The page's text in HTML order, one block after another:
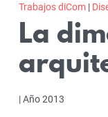
Trabajos diCom|
La
| Año 2013